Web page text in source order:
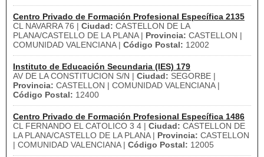
Centro Privado de Formación Profesional Específica 2135
CL NAVARRA 76 | Ciudad: CASTELLON DE LA
PLANA/CASTELLO DE LA PLANA | Provincia: CASTELLON |
COMUNIDAD VALENCIANA | Código Postal: 12002
Instituto de Educación Secundaria (IES) 179
AV DE LA CONSTITUCION S/N | Ciudad: SEGORBE |
Provincia: CASTELLON | COMUNIDAD VALENCIANA |
Código Postal: 12400
Centro Privado de Formación Profesional Específica 1486
CL FERNANDO EL CATOLICO 3 4 | Ciudad: CASTELLON DE
LA PLANA/CASTELLO DE LA PLANA | Provincia: CASTELLON
| COMUNIDAD VALENCIANA | Código Postal: 12005